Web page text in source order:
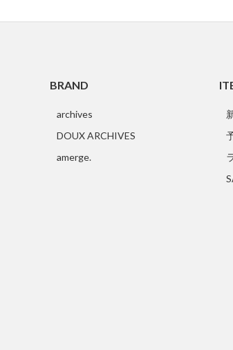
BRAND
archives
DOUX ARCHIVES
amerge.